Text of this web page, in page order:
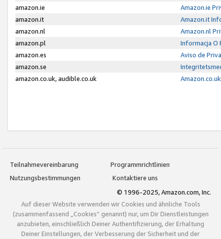
amazon.ie
Amazon.ie
amazon.it
Amazon.it
amazon.nl
Amazon.nl
amazon.pl
Informacja O
amazon.es
Aviso de
amazon.se
amazon.co.uk, audible.co.uk
Teilnahmevereinbarung
Programmrichtlinien
Nutzungsbestimmungen
Kontaktiere uns
© 1996-2025, Amazon.com, Inc.
Auf dieser Website verwenden wir Cookies und ähnliche Tools
(zusammenfassend „Cookies“ genannt) nur, um Dir Dienstleistungen
anzubieten, einschließlich Deiner Authentifizierung, der Erhaltung
Deiner Einstellungen, der Verbesserung der Sicherheit und der